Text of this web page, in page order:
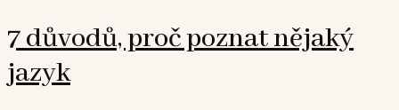
7 důvodů, proč poznat nějaký
jazyk